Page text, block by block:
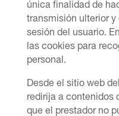
única finalidad de
transmisión ulterior y
sesión del usuario.
las cookies para
personal.
Desde el sitio web
redirija a contenidos
que el prestador no